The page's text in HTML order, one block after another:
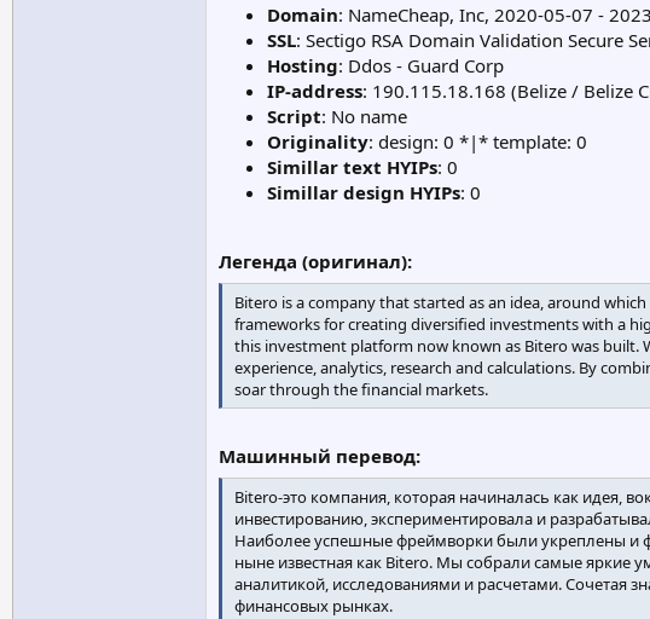
Domain: NameCheap, Inc, 2020-05-07 -
SSL: Sectigo RSA Domain Validation Secure
Hosting: Ddos - Guard Corp
IP-address: 190.115.18.168 (Belize / Belize
Script: No name
Originality: design: 0 *|* template: 0
Simillar text HYIPs: 0
Simillar design HYIPs: 0
Легенда (оригинал):
Bitero is a company that started as an idea, around
frameworks for creating diversified investments with a
this investment platform now known as Bitero was built.
experience, analytics, research and calculations. By
soar through the financial markets.
Машинный перевод:
Bitero-это компания, которая начиналась как идея,
инвестированию, экспериментировала и
Наиболее успешные фреймворки были укреплены и
ныне известная как Bitero. Мы собрали самые яркие
аналитикой, исследованиями и расчетами. Сочетая
финансовых рынках.